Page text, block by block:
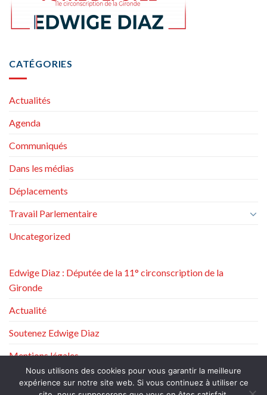
CATÉGORIES
Actualités
Agenda
Communiqués
Dans les médias
Déplacements
Travail Parlementaire
Uncategorized
Edwige Diaz : Députée de la 11° circonscription de la
Gironde
Actualité
Soutenez Edwige Diaz
Mentions légales
Politique de protection des données à caractère personnel
Nous utilisons des cookies pour vous garantir la meilleure
expérience sur notre site web. Si vous continuez à utiliser ce